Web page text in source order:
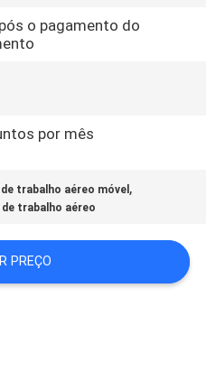
o pagamento do
por mês
trabalho aéreo móvel ,
trabalho aéreo
PREÇO